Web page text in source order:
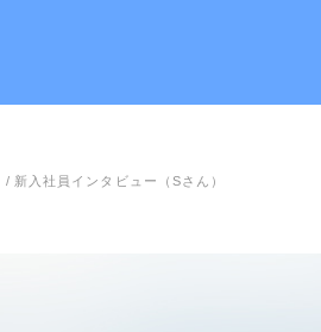
/ 新入社員インタビュー（Sさん）